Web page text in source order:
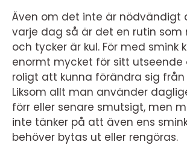
Även om det inte är nödvändigt
varje dag så är det en rutin
och tycker är kul. För med smink
enormt mycket för sitt utseende
roligt att kunna förändra sig
Liksom allt man använder
förr eller senare smutsigt, men
inte tänker på att även ens
behöver bytas ut eller rengöras.